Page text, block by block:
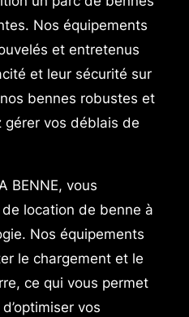
Nos équipements
et entretenus
et leur sécurité sur
bennes robustes et
gérer vos déblais de
BENNE, vous
location de benne à
Nos équipements
le chargement et le
ce qui vous permet
vos